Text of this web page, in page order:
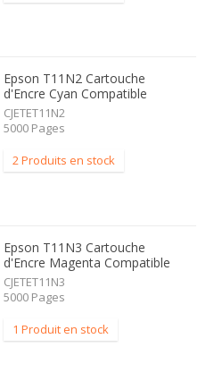
Epson T11N2 Cartouche
d'Encre Cyan Compatible
CJETET11N2
5000 Pages
2 Produits en stock
Epson T11N3 Cartouche
d'Encre Magenta Compatible
CJETET11N3
5000 Pages
1 Produit en stock